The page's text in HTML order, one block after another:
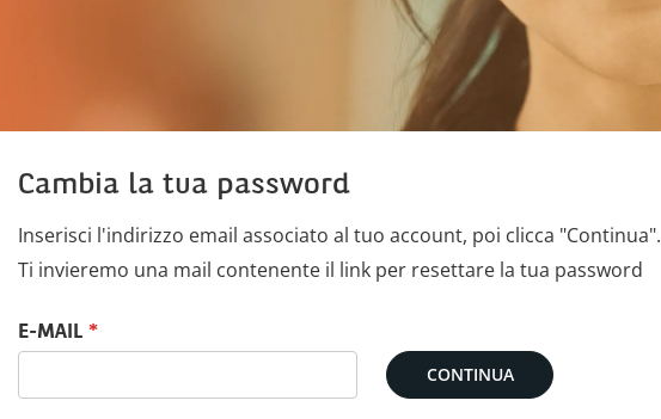
Cambia la tua password
Inserisci l'indirizzo email associato al tuo account, poi clicca "Continua".
Ti invieremo una mail contenente il link per resettare la tua password
Resetta la password tramite la tua e-mail
E-MAIL *
CONTINUA